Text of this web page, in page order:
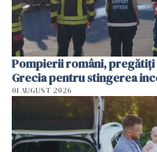
Pompierii români, pregătiţi
Grecia pentru stingerea
01 AUGUST 2026